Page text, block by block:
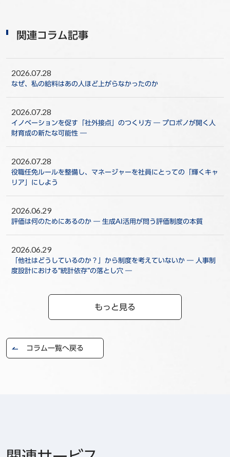
関連コラム記事
2026.07.28
なぜ、私の給料はあの人ほど上がらなかったのか
2026.07.28
イノベーションを促す「社外接点」のつくり方 ― プロボノが開く人
財育成の新たな可能性 ―
2026.07.28
役職任免ルールを整備し、マネージャーを社員にとっての「輝くキャ
リア」にしよう
2026.06.29
評価は何のためにあるのか ― 生成AI活用が問う評価制度の本質
2026.06.29
「他社はどうしているのか？」から制度を考えていないか ― 人事制
度設計における“統計依存”の落とし穴 ―
もっと見る
コラム一覧へ戻る